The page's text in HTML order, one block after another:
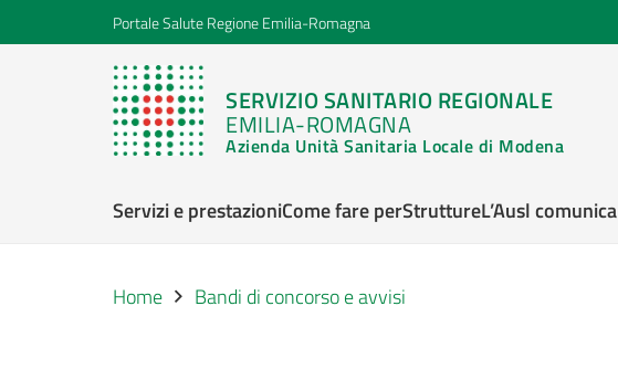
Portale Salute Regione Emilia-Romagna
SERVIZIO SANITARIO REGIONALE
EMILIA-ROMAGNA
Azienda Unità Sanitaria Locale di Modena
Servizi e prestazioniCome fare perStruttureL’Ausl comunica
Home Bandi di concorso e avvisi